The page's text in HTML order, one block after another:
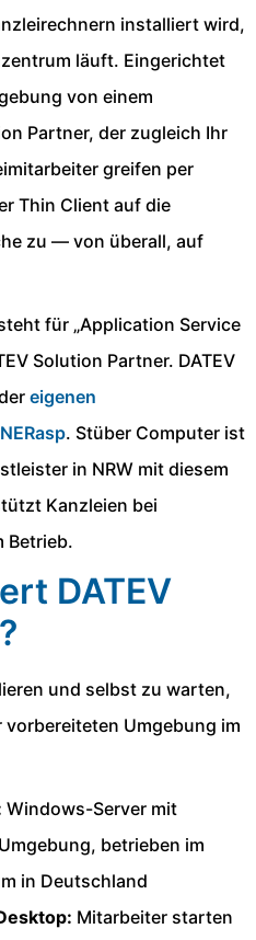
installiert wird,
läuft. Eingerichtet
von einem
Partner, der zugleich Ihr
greifen per
Thin Client auf die
zu — von überall, auf
für „Application Service
Solution Partner. DATEV
eigenen
. Stüber Computer ist
in NRW mit diesem
Kanzleien bei
Betrieb.
DATEV
und selbst zu warten,
Umgebung im
Windows-Server mit
betrieben im
in Deutschland
Mitarbeiter starten